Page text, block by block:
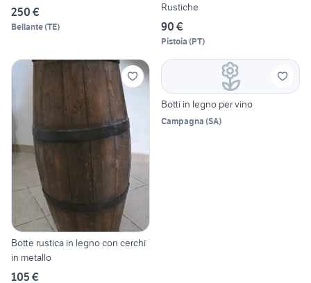
250 €
Bellante(TE)
Rustiche
90 €
Pistoia (PT)
Botte rustica in legno con cerchi
in metallo
105 €
Botti in legno per vino
Campagna (SA)